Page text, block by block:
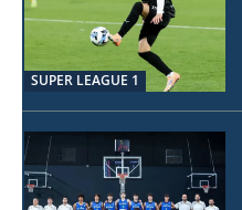
SUPER LEAGUE 1